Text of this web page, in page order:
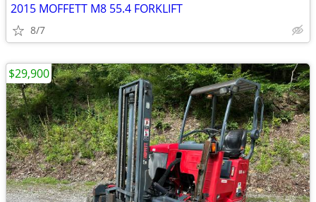
2015 MOFFETT M8 55.4 FORKLIFT
8/7
$29,900